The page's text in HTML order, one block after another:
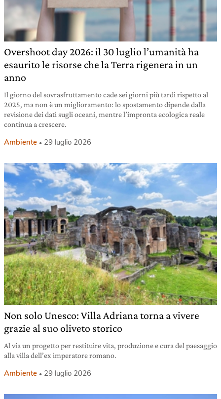
Overshoot day 2026: il 30 luglio l’umanità ha
esaurito le risorse che la Terra rigenera in un
anno
Il giorno del sovrasfruttamento cade sei giorni più tardi rispetto al
2025, ma non è un miglioramento: lo spostamento dipende dalla
revisione dei dati sugli oceani, mentre l’impronta ecologica reale
continua a crescere.
Ambiente 29 luglio 2026
Non solo Unesco: Villa Adriana torna a vivere
grazie al suo oliveto storico
Al via un progetto per restituire vita, produzione e cura del paesaggio
alla villa dell’ex imperatore romano.
Ambiente 29 luglio 2026